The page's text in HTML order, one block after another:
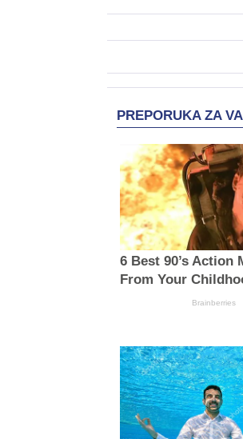
PREPORUKA ZA
6 Best 90’s Action
From Your
Brainberries